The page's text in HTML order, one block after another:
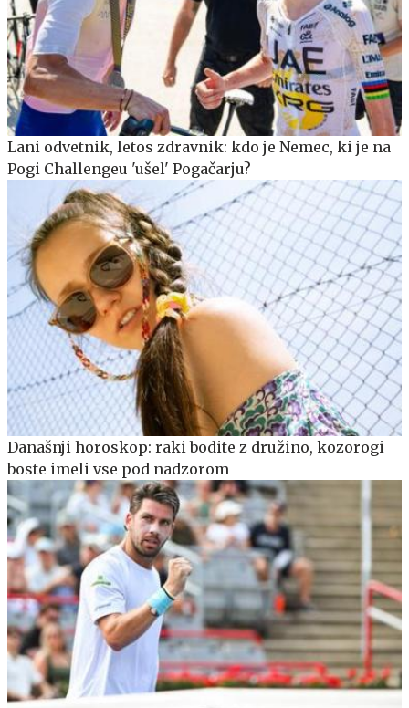
Lani odvetnik, letos zdravnik: kdo je Nemec, ki je na
Pogi Challengeu 'ušel' Pogačarju?
Današnji horoskop: raki bodite z družino, kozorogi
boste imeli vse pod nadzorom